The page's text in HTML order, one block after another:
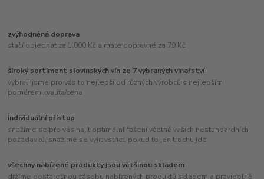
zvýhodněná doprava
stačí objednat za 1.000 Kč a máte dopravné za 79 Kč
široký sortiment slovinských vín ze 7 vybraných vinařství
vybrali jsme pro vás to nejlepší od různých výrobců s nejlepším
poměrem kvalita/cena
individuální přístup
snažíme se pro vás najít optimální řešení včetně vašich nestandardních
požadavků, snažíme se vyjít vstříct, pokud to jen trochu jde
všechny nabízené produkty jsou většinou skladem
držíme dostatečnou zásobu nabízených produktů skladem a pravidelně